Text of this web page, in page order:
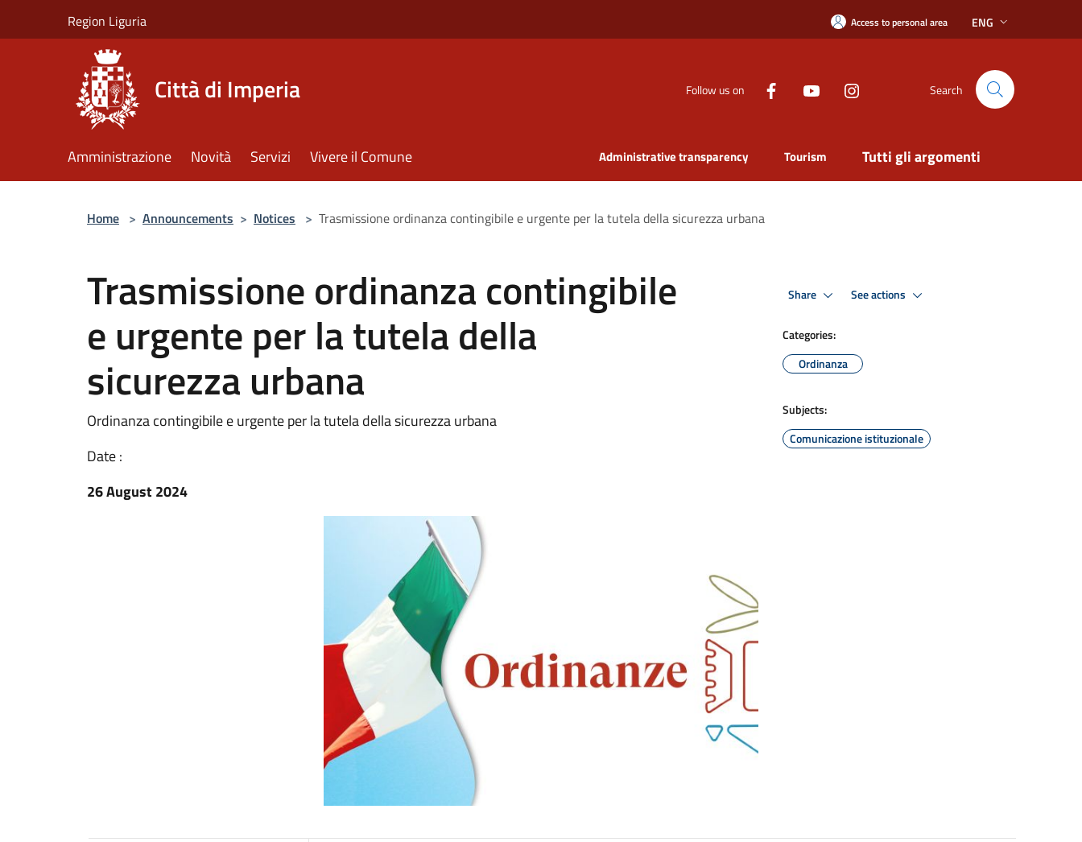
Region Liguria Access to personal area ENG
Città di Imperia Follow us on Search
Amministrazione Novità Servizi Vivere il Comune Administrative transparency Tourism Tutti gli argomenti
Home > Announcements > Notices > Trasmissione ordinanza contingibile e urgente per la tutela della sicurezza urbana
Trasmissione ordinanza contingibile
e urgente per la tutela della
sicurezza urbana
Ordinanza contingibile e urgente per la tutela della sicurezza urbana
Date :
26 August 2024
Share See actions
Categories:
Ordinanza
Subjects:
Comunicazione istituzionale